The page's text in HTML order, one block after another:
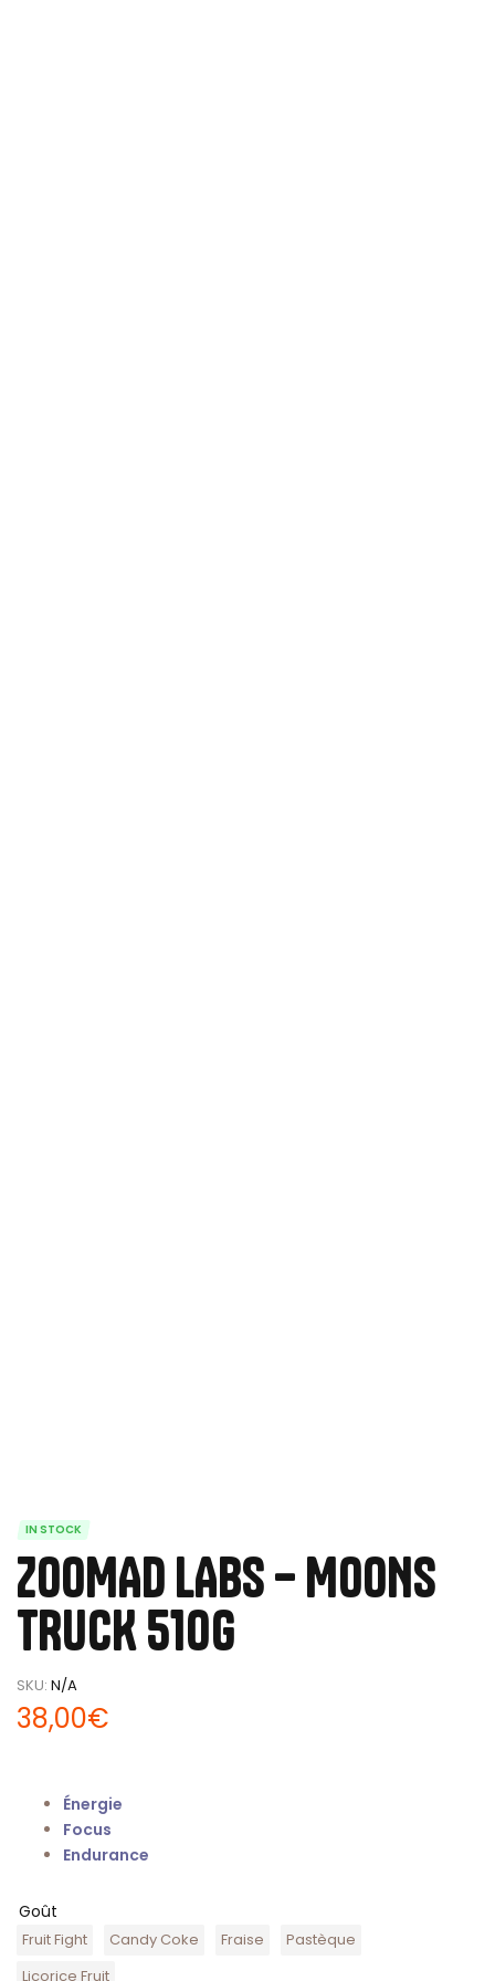
IN STOCK
ZOOMAD LABS – MOONS
TRUCK 510g
SKU: N/A
38,00€
Énergie
Focus
Endurance
Goût
Fruit Fight Candy Coke Fraise
Pastèque
Licorice Fruit